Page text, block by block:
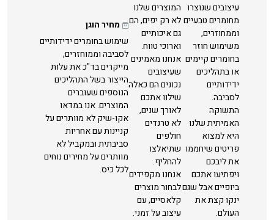
עיצובים שנוצרו
מחומרים טבעיים
וממחוזרים,
משימוש חוזר
בחומרים קיימים
או בתהליכים
ידידותיים
לסביבה.
התשוקה
האמיתית שלנו
היא למצוא
פריטים שיחממו
את ליבכם
ויפתיעו אתכם
ביופיים אבל שגם
ינקו קצת את
העולם.
המוצרים שלנו
לא רק יפים, הם
גם איכותיים
וארוכי טווח.
אנחנו מאמינים
שעיצובים
נכונים הם כאלה
שילוו אתכם
לאורך שנים,
לא טרנדים
חולפים
שתיאלצו
להחליף.
אנחנו מקפידים
לבחור מוצרים
קלאסיים, עם
עיצוב על זמני.
מחיר הוגן
שימוש בחומרים ידידותיים
לסביבה וממוחזרים,
מייקרים בד"כ את עלות
הייצור בשל התהליכים
הנוספים שעוברים
המוצרים. אנו במדאו
אקו-שיק לא מוותרים על
קניינות עם אחריות
סביבתית ובמקביל לא
מוותרים על מחירים נוחים
לכל כיס.